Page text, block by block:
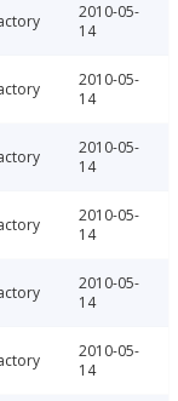
2010-05-
14
2010-05-
14
2010-05-
14
2010-05-
14
2010-05-
14
2010-05-
14